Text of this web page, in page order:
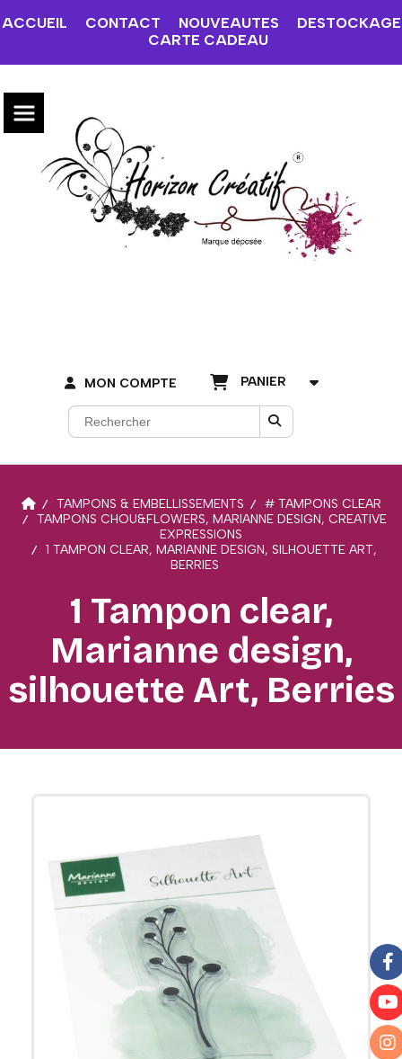
ACCUEIL CONTACT NOUVEAUTES
DESTOCKAGE
CARTE CADEAU
MON COMPTE PANIER
TAMPONS & EMBELLISSEMENTS
# TAMPONS CLEAR
TAMPONS CHOU&FLOWERS, MARIANNE DESIGN, CREATIVE
EXPRESSIONS
1 TAMPON CLEAR, MARIANNE DESIGN, SILHOUETTE ART,
BERRIES
1 Tampon clear,
Marianne design,
silhouette Art, Berries